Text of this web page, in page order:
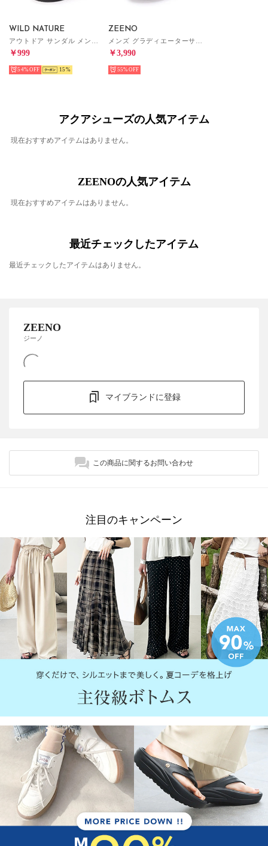
WILD NATURE
￥999
54% 15
ZEENO
￥3,990
55%
アクアシューズの人気アイテム
現在おすすめアイテムはありません。
ZEENOの人気アイテム
現在おすすめアイテムはありません。
最近チェックしたアイテム
最近チェックしたアイテムはありません。
ZEENO
ジーノ
マイブランドに登録
この商品に関するお問い合わせ
注目のキャンペーン